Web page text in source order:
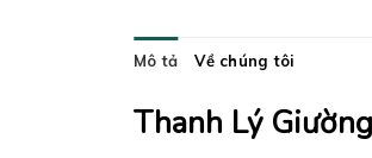
Mô tả Về chúng tôi
Thanh Lý